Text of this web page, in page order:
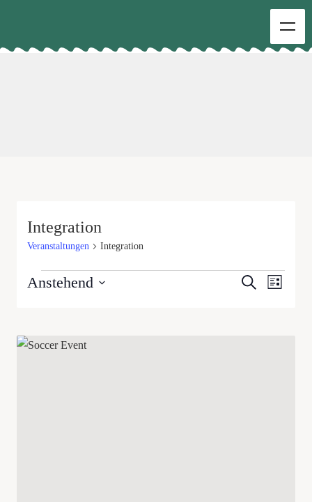
Integration
Veranstaltungen Integration
Suche
Liste
Anstehend